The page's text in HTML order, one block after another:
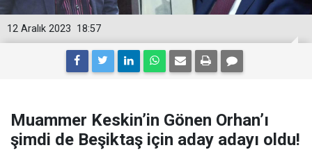
18:57
12 Aralık 2023
Muammer Keskin’in Gönen Orhan’ı
şimdi de Beşiktaş için aday adayı oldu!